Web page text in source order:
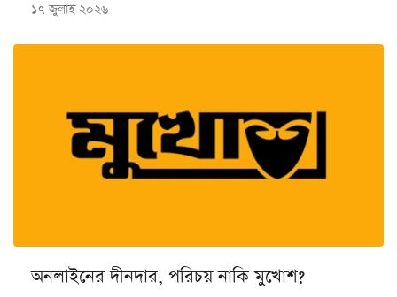
১৭ জুলাই ২০২৬
অনলাইনের দীনদার, পরিচয় নাকি মুখোশ?